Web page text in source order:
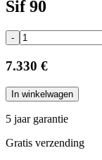
Sif 90
-
7.330 €
In winkelwagen
5 jaar garantie
Gratis verzending